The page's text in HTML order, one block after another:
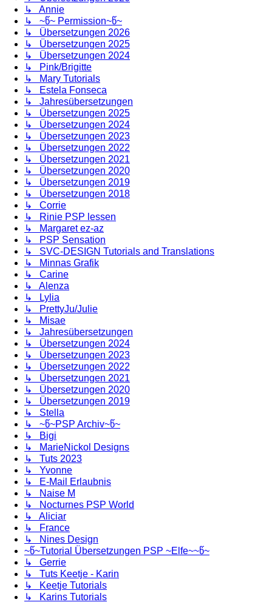
↳ Annie
↳ ~წ~ Permission~წ~
↳ Übersetzungen 2026
↳ Übersetzungen 2025
↳ Übersetzungen 2024
↳ Pink/Brigitte
↳ Mary Tutorials
↳ Estela Fonseca
↳ Jahresübersetzungen
↳ Übersetzungen 2025
↳ Übersetzungen 2024
↳ Übersetzungen 2023
↳ Übersetzungen 2022
↳ Übersetzungen 2021
↳ Übersetzungen 2020
↳ Übersetzungen 2019
↳ Übersetzungen 2018
↳ Corrie
↳ Rinie PSP lessen
↳ Margaret ez-az
↳ PSP Sensation
↳ SVC-DESIGN Tutorials and Translations
↳ Minnas Grafik
↳ Carine
↳ Alenza
↳ Lylia
↳ PrettyJu/Julie
↳ Misae
↳ Jahresübersetzungen
↳ Übersetzungen 2024
↳ Übersetzungen 2023
↳ Übersetzungen 2022
↳ Übersetzungen 2021
↳ Übersetzungen 2020
↳ Übersetzungen 2019
↳ Stella
↳ ~წ~PSP Archiv~წ~
↳ Bigi
↳ MarieNickol Designs
↳ Tuts 2023
↳ Yvonne
↳ E-Mail Erlaubnis
↳ Naise M
↳ Nocturnes PSP World
↳ Aliciar
↳ France
↳ Nines Design
~წ~Tutorial Übersetzungen PSP ~Elfe~~წ~
↳ Gerrie
↳ Tuts Keetje - Karin
↳ Keetje Tutorials
↳ Karins Tutorials